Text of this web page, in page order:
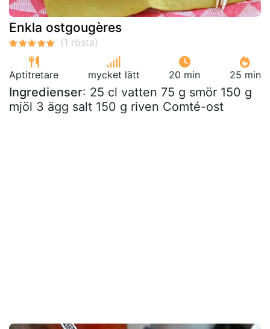
Enkla ostgougères
Aptitretare mycket lätt 20 min 25 min
Ingredienser: 25 cl vatten 75 g smör 150 g
mjöl 3 ägg salt 150 g riven Comté-ost